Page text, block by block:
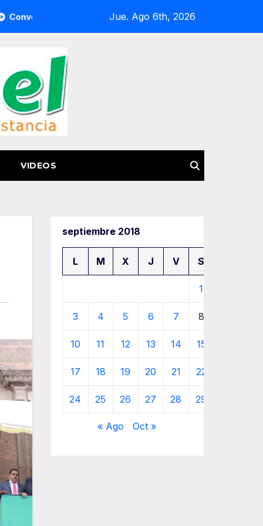
a la Feria del Pasaporte Estadounidense 2026
Jue. Ago 6th, 2026
VIDEOS
septiembre 2018
L M X J V S
1
3 4 5 6 7 8
10 11 12 13 14 15
17 18 19 20 21 22
24 25 26 27 28 29
« Ago Oct »